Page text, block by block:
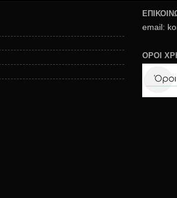
email:
ΟΡΟΙ